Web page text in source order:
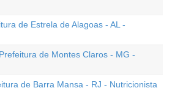
de Estrela de Alagoas - AL -
de Montes Claros - MG -
de Barra Mansa - RJ - Nutricionista